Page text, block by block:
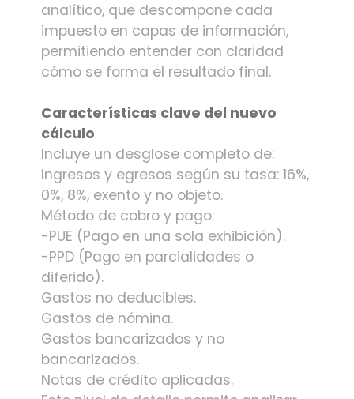
analítico, que descompone cada
impuesto en capas de información,
permitiendo entender con claridad
cómo se forma el resultado final.
Características clave del nuevo
cálculo
Incluye un desglose completo de:
Ingresos y egresos según su tasa: 16%,
0%, 8%, exento y no objeto.
Método de cobro y pago:
-PUE (Pago en una sola exhibición).
-PPD (Pago en parcialidades o
diferido).
Gastos no deducibles.
Gastos de nómina.
Gastos bancarizados y no
bancarizados.
Notas de crédito aplicadas.